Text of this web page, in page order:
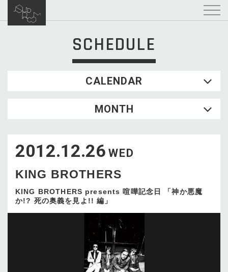
SCHEDULE
CALENDAR
WED
2
3 4 5
16
17 18 19
23
24 25 26 27 28
29
30
31
MONTH
2012.12.26 WED
KING BROTHERS
KING BROTHERS presents 喧嘩記念日 「神か悪魔
か!? 死の奥義を見よ!! 編」